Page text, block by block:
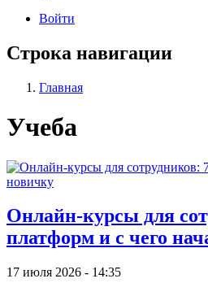
Войти
Строка навигации
Главная
Учеба
Онлайн-курсы для
платформ и с чего
17 июля 2026 - 14:35